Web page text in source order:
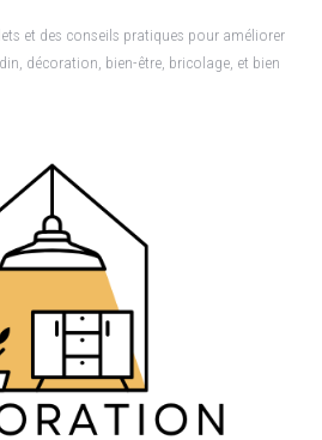
et des conseils pratiques pour améliorer
décoration, bien-être, bricolage, et bien